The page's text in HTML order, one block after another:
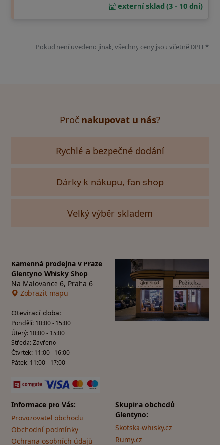
externí sklad (3 - 10 dní)
Pokud není uvedeno jinak, všechny ceny jsou včetně DPH *
Proč nakupovat u nás?
Rychlé a bezpečné dodání
Dárky k nákupu, fan shop
Velký výběr skladem
Informace pro Vás:
Provozovatel obchodu
Obchodní podmínky
Ochrana osobních údajů
Skupina obchodů
Glentyno:
Skotska-whisky.cz
Rumy.cz
Kamenná prodejna v Praze
Glentyno Whisky Shop
Na Malovance 6, Praha 6
Zobrazit mapu
Otevírací doba:
Pondělí: 10:00 - 15:00
Úterý: 10:00 - 15:00
Středa: Zavřeno
Čtvrtek: 11:00 - 16:00
Pátek: 11:00 - 17:00